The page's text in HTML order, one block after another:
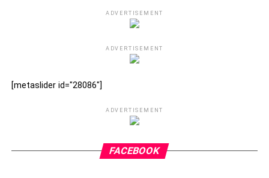
ADVERTISEMENT
ADVERTISEMENT
[metaslider id="28086"]
ADVERTISEMENT
FACEBOOK